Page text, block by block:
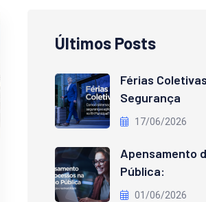
Últimos Posts
Férias
Segurança
17/06/2026
Apensamento
Pública:
01/06/2026